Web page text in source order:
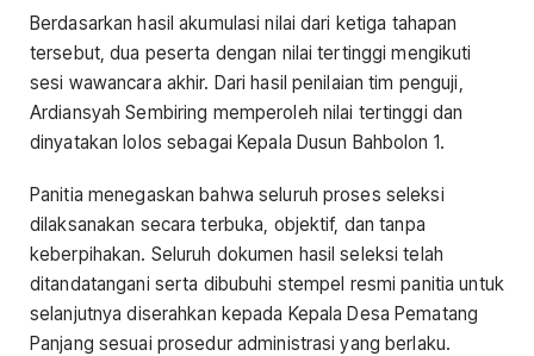
Berdasarkan hasil akumulasi nilai dari ketiga tahapan
tersebut, dua peserta dengan nilai tertinggi mengikuti
sesi wawancara akhir. Dari hasil penilaian tim penguji,
Ardiansyah Sembiring memperoleh nilai tertinggi dan
dinyatakan lolos sebagai Kepala Dusun Bahbolon 1.
Panitia menegaskan bahwa seluruh proses seleksi
dilaksanakan secara terbuka, objektif, dan tanpa
keberpihakan. Seluruh dokumen hasil seleksi telah
ditandatangani serta dibubuhi stempel resmi panitia untuk
selanjutnya diserahkan kepada Kepala Desa Pematang
Panjang sesuai prosedur administrasi yang berlaku.